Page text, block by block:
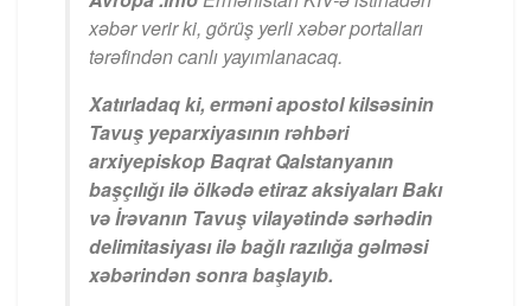
xəbər verir ki, görüş yerli xəbər portalları
tərəfindən canlı yayımlanacaq.
Xatırladaq ki, erməni apostol kilsəsinin
Tavuş yeparxiyasının rəhbəri
arxiyepiskop Baqrat Qalstanyanın
başçılığı ilə ölkədə etiraz aksiyaları Bakı
və İrəvanın Tavuş vilayətində sərhədin
delimitasiyası ilə bağlı razılığa gəlməsi
xəbərindən sonra başlayıb.